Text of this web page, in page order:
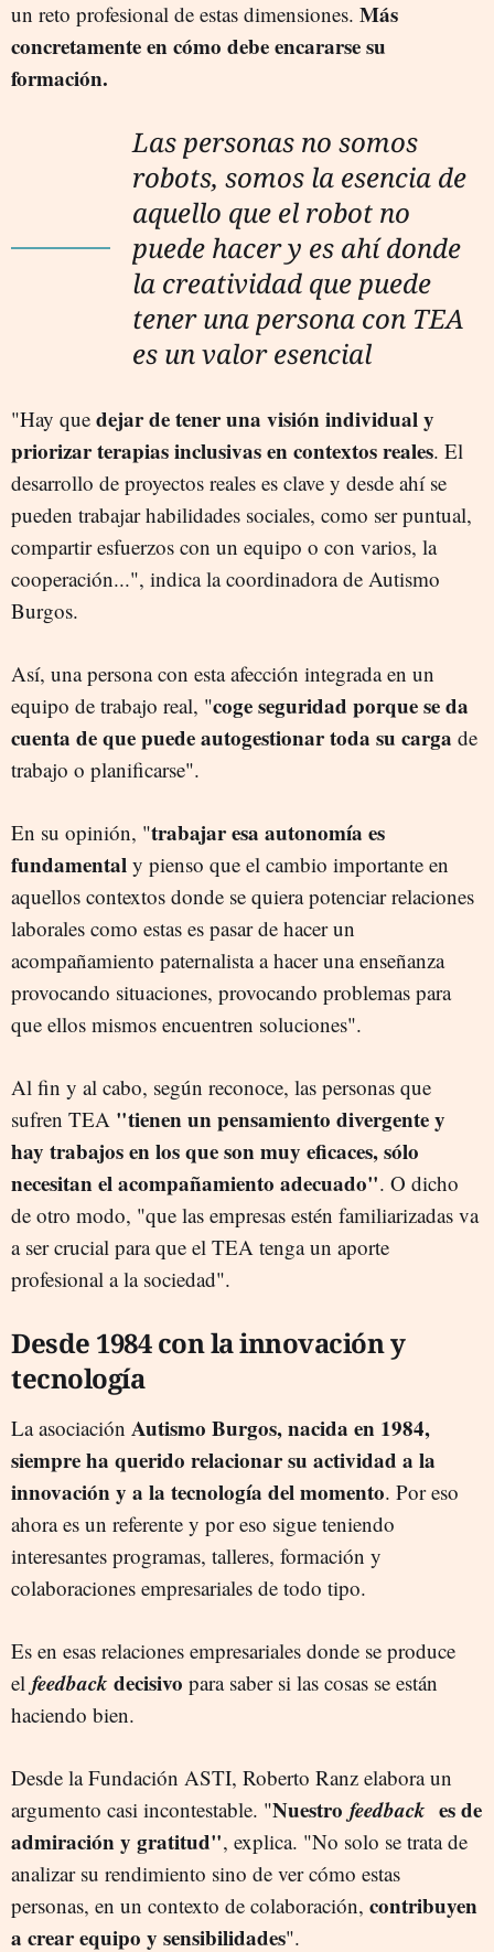
un reto profesional de estas dimensiones. Más
concretamente en cómo debe encararse su
formación.
Las personas no somos
robots, somos la esencia de
aquello que el robot no
puede hacer y es ahí donde
la creatividad que puede
tener una persona con TEA
es un valor esencial
"Hay que dejar de tener una visión individual y
priorizar terapias inclusivas en contextos reales. El
desarrollo de proyectos reales es clave y desde ahí se
pueden trabajar habilidades sociales, como ser puntual,
compartir esfuerzos con un equipo o con varios, la
cooperación...", indica la coordinadora de Autismo
Burgos.
Así, una persona con esta afección integrada en un
equipo de trabajo real, "coge seguridad porque se da
cuenta de que puede autogestionar toda su carga de
trabajo o planificarse".
En su opinión, "trabajar esa autonomía es
fundamental y pienso que el cambio importante en
aquellos contextos donde se quiera potenciar relaciones
laborales como estas es pasar de hacer un
acompañamiento paternalista a hacer una enseñanza
provocando situaciones, provocando problemas para
que ellos mismos encuentren soluciones".
Al fin y al cabo, según reconoce, las personas que
sufren TEA "tienen un pensamiento divergente y
hay trabajos en los que son muy eficaces, sólo
necesitan el acompañamiento adecuado". O dicho
de otro modo, "que las empresas estén familiarizadas va
a ser crucial para que el TEA tenga un aporte
profesional a la sociedad".
Desde 1984 con la innovación y
tecnología
La asociación Autismo Burgos, nacida en 1984,
siempre ha querido relacionar su actividad a la
innovación y a la tecnología del momento. Por eso
ahora es un referente y por eso sigue teniendo
interesantes programas, talleres, formación y
colaboraciones empresariales de todo tipo.
Es en esas relaciones empresariales donde se produce
el feedback decisivo para saber si las cosas se están
haciendo bien.
Desde la Fundación ASTI, Roberto Ranz elabora un
argumento casi incontestable. "Nuestro feedback es de
admiración y gratitud", explica. "No solo se trata de
analizar su rendimiento sino de ver cómo estas
personas, en un contexto de colaboración, contribuyen
a crear equipo y sensibilidades".